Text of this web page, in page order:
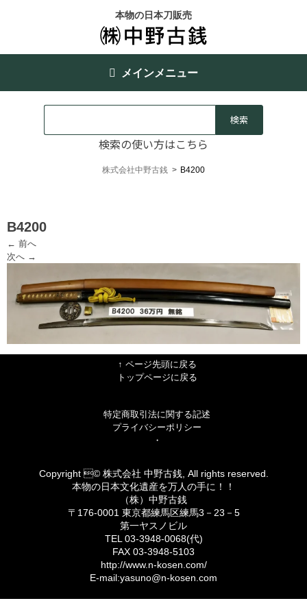
本物の日本刀販売
メインメニュー
検索の使い方はこちら
株式会社中野古銭 > B4200
B4200
← 前へ
次へ →
↑ ページ先頭に戻る
トップページに戻る
特定商取引法に関する記述
プライバシーポリシー
・
Copyright © 株式会社 中野古銭, All rights reserved.
本物の日本文化遺産を万人の手に！！
（株）中野古銭
〒176-0001 東京都練馬区練馬3－23－5
第一ヤスノビル
TEL 03-3948-0068(代)
FAX 03-3948-5103
http://www.n-kosen.com/
E-mail:yasuno@n-kosen.com